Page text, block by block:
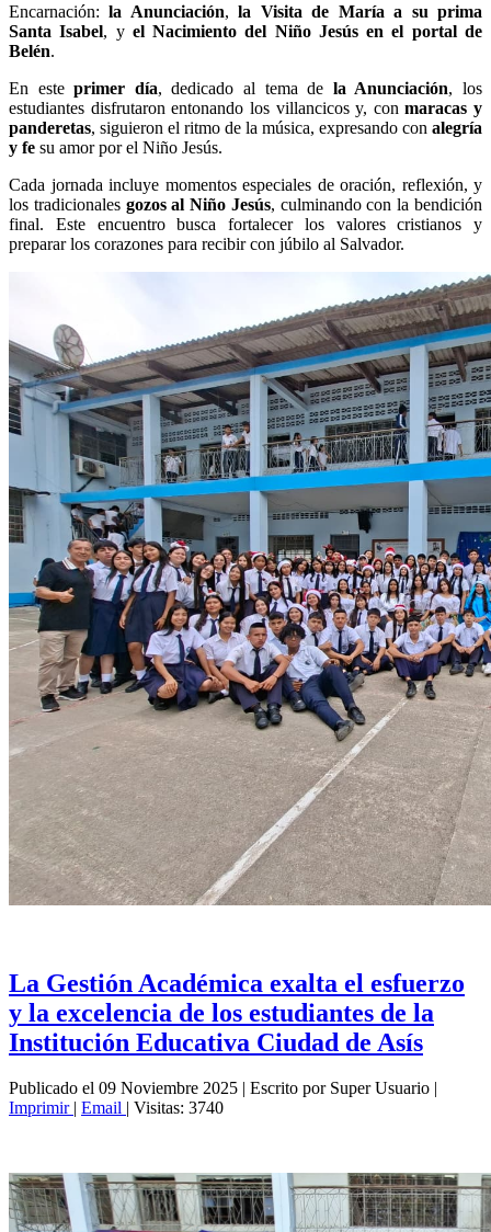
Encarnación:la Anunciación,la Visita de María a su prima
Santa Isabel, y el Nacimiento del Niño Jesús en el portal de
Belén.
En esteprimer día, dedicado al tema de la Anunciación, los
estudiantes disfrutaron entonando los villancicos y, conmaracas y
panderetas, siguieron el ritmo de la música, expresando con alegría
y fe su amor por el Niño Jesús.
Cada jornada incluye momentos especiales de oración, reflexión, y
los tradicionales gozos al Niño Jesús, culminando con la bendición
final. Este encuentro busca fortalecer los valores cristianos y
preparar los corazones para recibir con júbilo al Salvador.
La Gestión Académica exalta el esfuerzo
y la excelencia de los estudiantes de la
Institución Educativa Ciudad de Asís
Publicado el 09 Noviembre 2025 | Escrito por Super Usuario |
Imprimir | Email | Visitas: 3740